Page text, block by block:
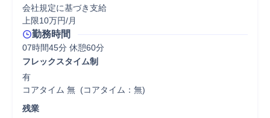
会社規定に基づき支給
上限10万円/月
勤務時間
07時間45分 休憩60分
フレックスタイム制
有
コアタイム 無  (コアタイム：無)
残業